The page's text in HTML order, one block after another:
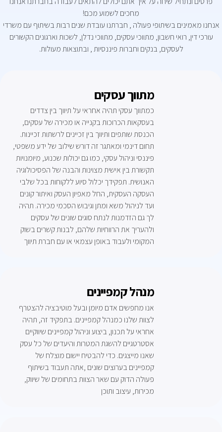
מחכים לשמוע מכם!
אנחנו מאמינים בשיתופי פעולה , חברתנו עובדת שנים רבות בשיתוף עם משרדי
עורכי דין, רואי חשבון, מתווכי עסקים, מתווכי נדלן, לשכות וארגונים הקשורים
לעסקים, בנקים וחברות פיננסיות , ובתוצאות מעולות.
מתווך עסקים
כמתווך עסקי תהיה אחראי על תיווך בין צדדים
בעסקאות הכרוכות בקנייה או מכירה של עסקים,
הכנסת שותפים ותיווך בין זכיינים לרשתות זכיינות.
תחום דינמי ומאתגר זה דורש שילוב של ידע משפטי,
פיננסי וניהול עסקי, כמו גם יכולות שכנוע, מיומנויות
תקשורת בין אישית מצוינות והבנה של הפסיכולוגיה
האנושית. תפקידך יכלול סיוע ללקוחות בכל שלבי
העסקה העסקית, החל מאפיון העסק ואיתור קונים
ועד לניהול משא ומתן וגיבוש הסכמי מכירה. תהיה
לך גם הזדמנות לנתח סוגים שונים של עסקים
ולהעריך את הרווחיות שלהם, לבנות קשרים בשוק
המקומי ולעבוד באופן עצמאי או עם חברת תיווך
מנהל קמפיינים
אנו מחפשים אדם מיומן ובעל מוטיבציה להצטרף
לצוות שלנו כמנהל קמפיינים. בתפקיד זה, תהיה
אחראי על תכנון, ביצוע וניהול קמפיינים שיווקיים
אסטרטגיים להשגת המטרות והיעדים של כל עסק
שאנו מייצגים. כדי להבטיח יישום מוצלח של
קמפיינים בערוצים שונים ,אתה תעבוד בשיתוף
פעולה הדוק עם שאר הצוות בתחומים של שיווק,
מכירות, עיצוב ותוכן